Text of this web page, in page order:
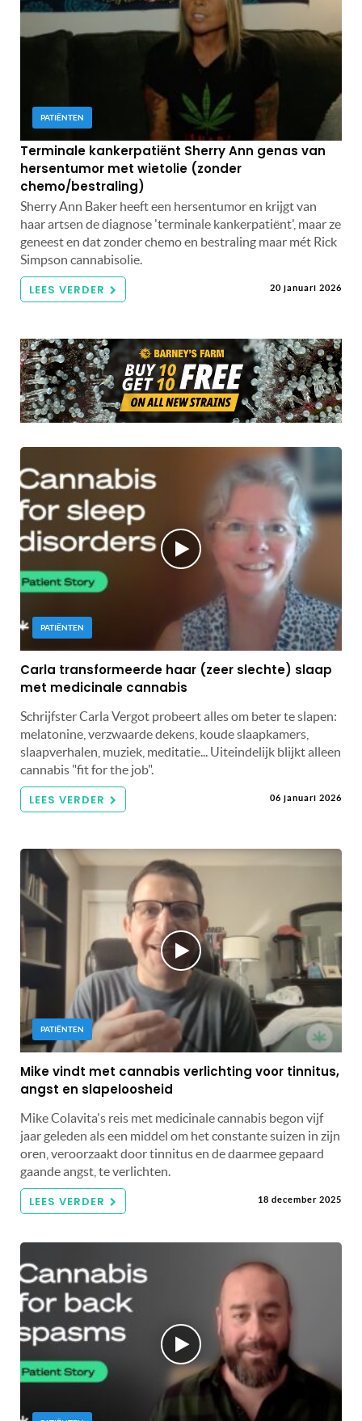
PATIËNTEN
Terminale kankerpatiënt Sherry Ann genas van
hersentumor met wietolie (zonder
chemo/bestraling)
Sherry Ann Baker heeft een hersentumor en krijgt van
haar artsen de diagnose 'terminale kankerpatiënt', maar ze
geneest en dat zonder chemo en bestraling maar mét Rick
Simpson cannabisolie.
LEES VERDER 20 januari 2026
PATIËNTEN
Carla transformeerde haar (zeer slechte) slaap
met medicinale cannabis
Schrijfster Carla Vergot probeert alles om beter te slapen:
melatonine, verzwaarde dekens, koude slaapkamers,
slaapverhalen, muziek, meditatie... Uiteindelijk blijkt alleen
cannabis "fit for the job".
LEES VERDER 06 januari 2026
PATIËNTEN
Mike vindt met cannabis verlichting voor tinnitus,
angst en slapeloosheid
Mike Colavita's reis met medicinale cannabis begon vijf
jaar geleden als een middel om het constante suizen in zijn
oren, veroorzaakt door tinnitus en de daarmee gepaard
gaande angst, te verlichten.
LEES VERDER 18 december 2025